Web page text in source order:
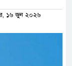
১৬ জুন ২০২৬